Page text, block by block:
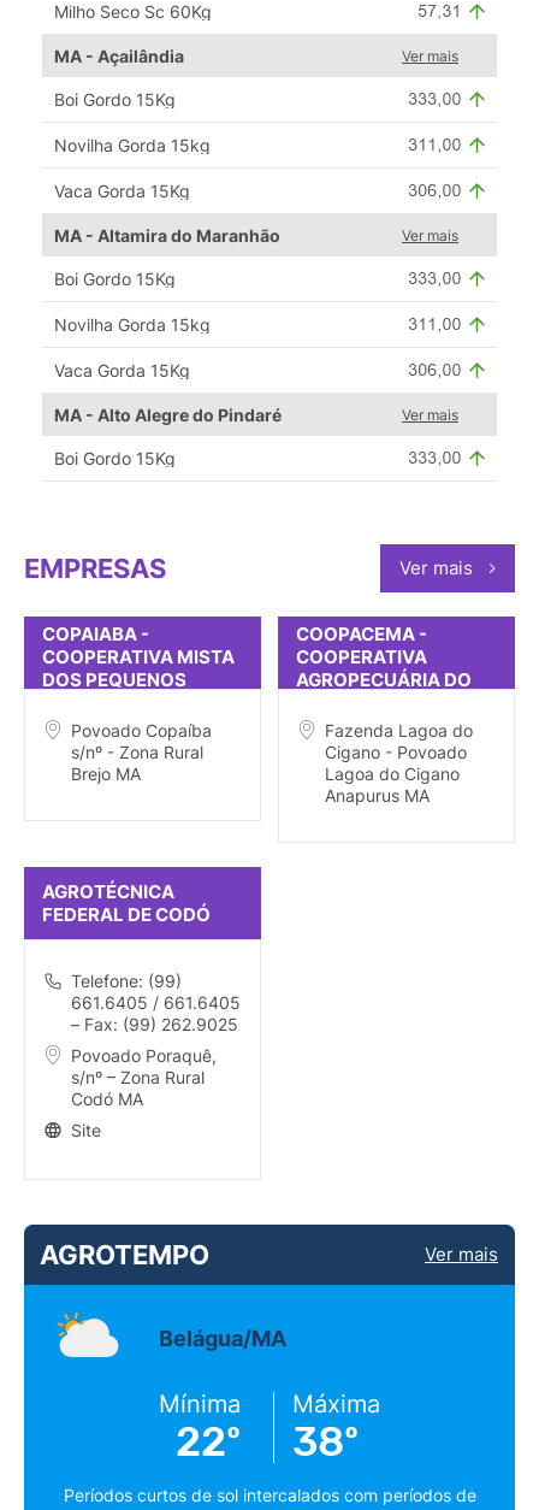
Milho Seco Sc 60Kg
MA - Açailândia Ver mais
Boi Gordo 15Kg
Novilha Gorda 15kg
Vaca Gorda 15Kg
MA - Altamira do Maranhão Ver mais
Boi Gordo 15Kg
Novilha Gorda 15kg
Vaca Gorda 15Kg
MA - Alto Alegre do Pindaré Ver mais
Boi Gordo 15Kg
EMPRESAS Ver mais
COPAIABA -
COOPERATIVA MISTA
DOS PEQUENOS
DO POVOADO COPÍA
Povoado Copaíba
s/nº - Zona Rural
Brejo MA
COOPACEMA -
COOPERATIVA
AGROPECUÁRIA DO
MARANHENSE
Fazenda Lagoa do
Cigano - Povoado
Lagoa do Cigano
Anapurus MA
AGROTÉCNICA
FEDERAL DE CODÓ
Telefone: (99)
661.6405 / 661.6405
– Fax: (99) 262.9025
Povoado Poraquê,
s/nº – Zona Rural
Codó MA
Site
AGROTEMPO Ver mais
Belágua/MA
Mínima
22º
Máxima
38º
Períodos curtos de sol intercalados com períodos de